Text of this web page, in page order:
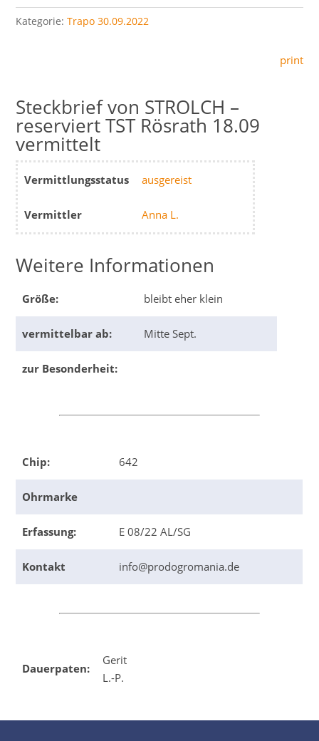
Kategorie:Trapo 30.09.2022
print
STROLCH –
reserviert TST Rösrath 18.09
vermittelt
Vermittlungsstatus ausgereist
Vermittler Anna L.
Weitere Informationen
Größe: bleibt eher klein
vermittelbar ab: Mitte Sept.
zur Besonderheit:
Chip: 642
Ohrmarke
Erfassung: E 08/22 AL/SG
Kontakt info@prodogromania.de
Dauerpaten:
Gerit
L.-P.